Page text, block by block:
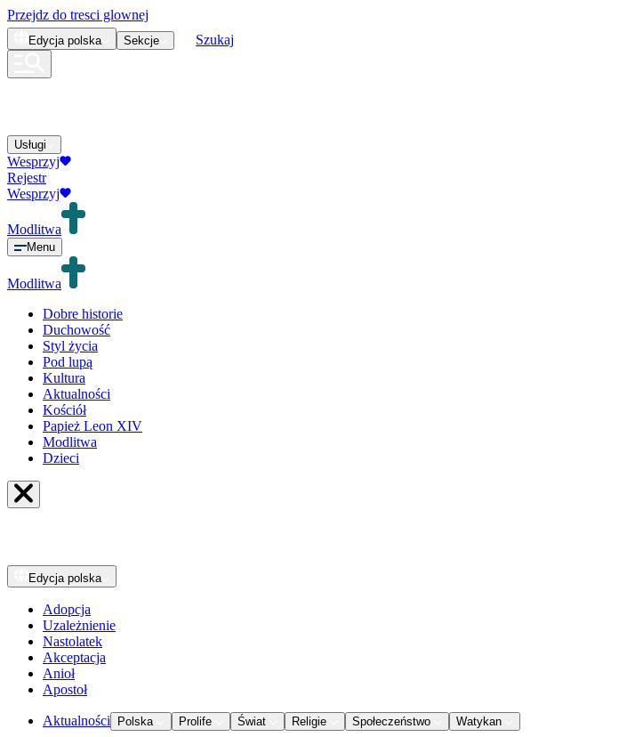
Przejdz do tresci glownej
Edycja polska Sekcje Szukaj
Usługi
Wesprzyj
Rejestr
Wesprzyj
Modlitwa
Menu
Modlitwa
Dobre historie
Duchowość
Styl życia
Pod lupą
Kultura
Aktualności
Kościół
Papież Leon XIV
Modlitwa
Dzieci
Edycja polska
Adopcja
Uzależnienie
Nastolatek
Akceptacja
Anioł
Apostoł
Aktualności Polska Prolife Świat Religie Społeczeństwo Watykan